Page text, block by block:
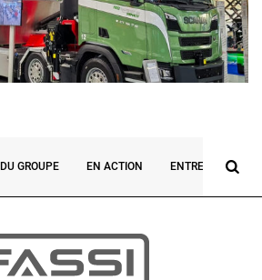
DU GROUPE EN ACTION ENTREVUES